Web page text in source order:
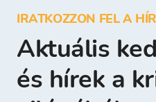
IRATKOZZON FEL A
Aktuális
és hírek a